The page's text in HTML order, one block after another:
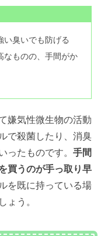
い臭いでも防げる
なものの、手間がか
嫌気性微生物の活動
で殺菌したり、消臭
ったものです。 手間
買うのが手っ取り早
を既に持っている場
ょう。